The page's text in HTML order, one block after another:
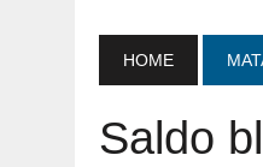
JULIO 30, 2026 |
JULIO 30, 2026 |
HOME
Saldo